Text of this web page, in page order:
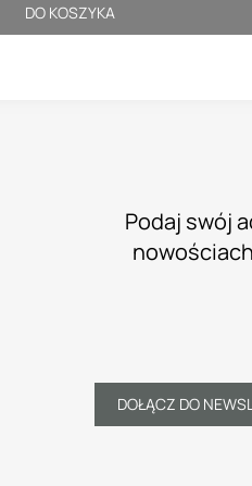
DO KOSZYKA
Podaj swój
DOŁĄCZ DO